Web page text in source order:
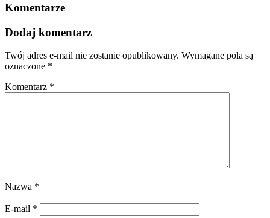
Komentarze
Dodaj komentarz
Twój adres e-mail nie zostanie opublikowany. Wymagane pola są
oznaczone *
Komentarz *
Nazwa *
E-mail *